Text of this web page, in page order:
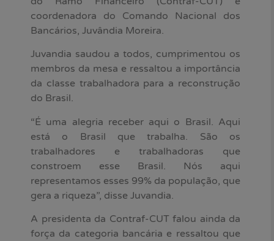
coordenadora do Comando Nacional dos
Bancários, Juvândia Moreira.
Juvandia saudou a todos, cumprimentou os
membros da mesa e ressaltou a importância
da classe trabalhadora para a reconstrução
do Brasil.
“É uma alegria receber aqui o Brasil. Aqui
está o Brasil que trabalha. São os
trabalhadores e trabalhadoras que
constroem esse Brasil. Nós aqui
representamos esses 99% da população, que
gera a riqueza”, disse Juvandia.
A presidenta da Contraf-CUT falou ainda da
força da categoria bancária e ressaltou que